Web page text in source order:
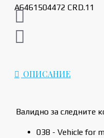
ОПИСАНИЕ
Валидно за следните
038 - Vehicle for